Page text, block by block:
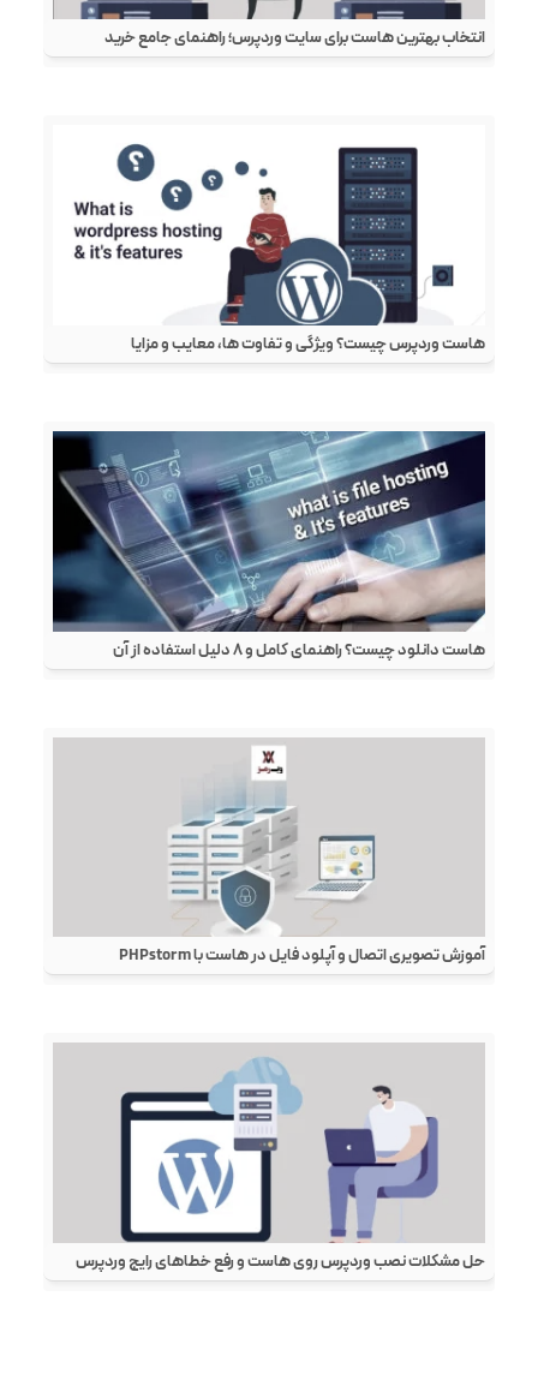
انتخاب بهترین هاست برای سایت وردپرس؛ راهنمای جامع خرید
هاست وردپرس چیست؟ ویژگی و تفاوت ها، معایب و مزایا
هاست دانلود چیست؟ راهنمای کامل و ۸ دلیل استفاده از آن
آموزش تصویری اتصال و آپلود فایل در هاست با PHPstorm
حل مشکلات نصب وردپرس روی هاست و رفع خطاهای رایج وردپرس